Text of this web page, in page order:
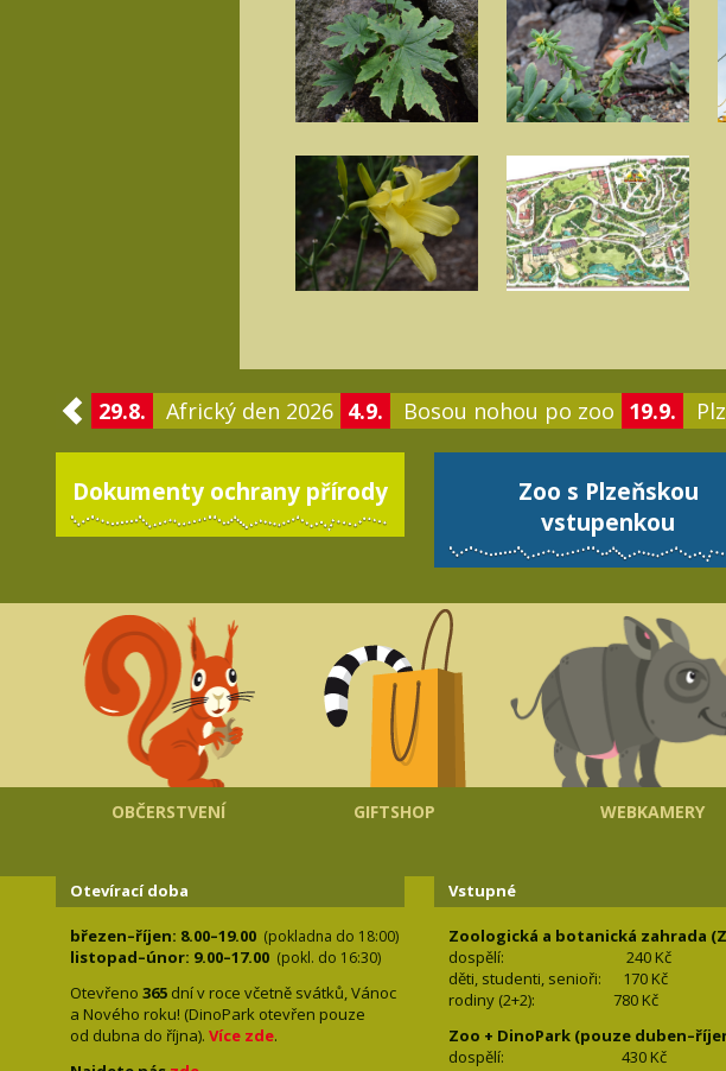
29.8. Africký den 2026 4.9. Bosou nohou po zoo 19.9.
Dokumenty ochrany přírody
Zoo s Plzeňskou
vstupenkou
OBČERSTVENÍ GIFTSHOP WEBKAMERY
Otevírací doba
březen–říjen: 8.00–19.00 (pokladna do 18:00)
listopad–únor: 9.00–17.00 (pokl. do 16:30)
Otevřeno 365 dní v roce včetně svátků, Vánoc
a Nového roku! (DinoPark otevřen pouze
od dubna do října). Více zde.
Vstupné
Zoologická a botanická zahrada
dospělí:
240 Kč
děti, studenti, senioři: 170Kč
rodiny (2+2): 780Kč
Zoo + DinoPark (pouze
dospělí: 430Kč